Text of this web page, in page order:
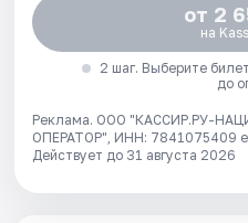
от 2
на
2 шаг. Выберите
до
Реклама. ООО "КАССИР.РУ-
ОПЕРАТОР", ИНН: 7841075409
Действует до 31 августа 2026